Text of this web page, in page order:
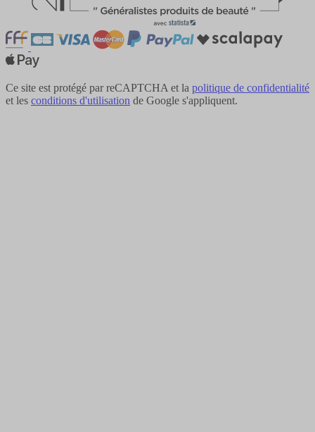
Ce site est protégé par reCAPTCHA et la politique de confidentialité
et les conditions d'utilisation de Google s'appliquent.